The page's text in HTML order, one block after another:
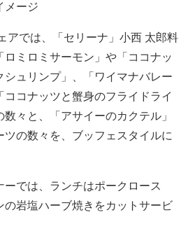
メージ
アでは、「セリーナ」小西 太郎料
ミロミサーモン」や「ココナッ
シュリンプ」、「ワイマナバレー
ココナッツと蟹身のフライドライ
々と、「アサイーのカクテル」
の数々を、ブッフェスタイルに
ーでは、ランチはポークロース
の岩塩ハーブ焼きをカットサービ